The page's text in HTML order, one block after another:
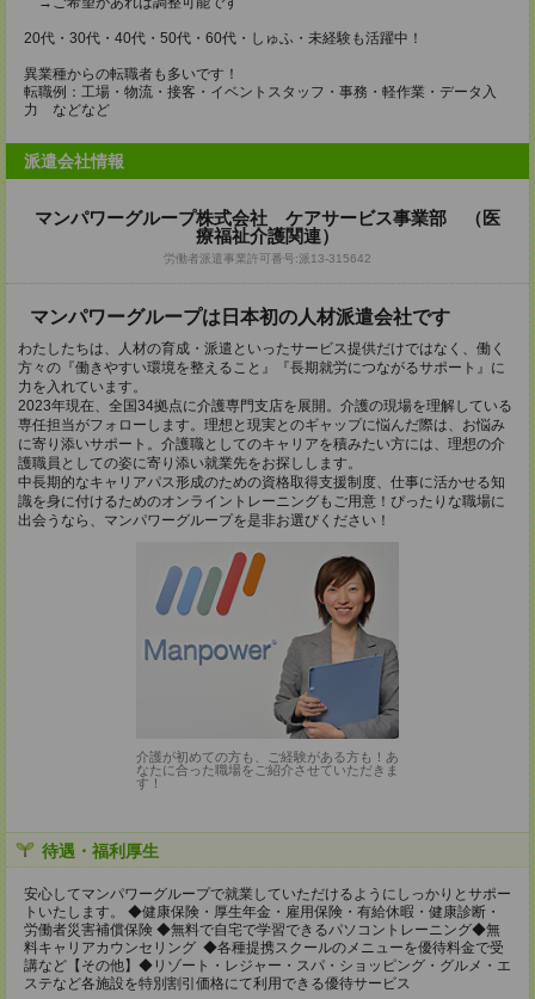
20代・30代・40代・50代・60代・しゅふ・未経験も活躍中！
異業種からの転職者も多いです！
転職例：工場・物流・接客・イベントスタッフ・事務・軽作業・データ入
力 などなど
派遣会社情報
マンパワーグループ株式会社 ケアサービス事業部 （医
療福祉介護関連）
労働者派遣事業許可番号:派13-315642
マンパワーグループは日本初の人材派遣会社です
わたしたちは、人材の育成・派遣といったサービス提供だけではなく、働く
方々の『働きやすい環境を整えること』『長期就労につながるサポート』に
力を入れています。
2023年現在、全国34拠点に介護専門支店を展開。介護の現場を理解している
専任担当がフォローします。理想と現実とのギャップに悩んだ際は、お悩み
に寄り添いサポート。介護職としてのキャリアを積みたい方には、理想の介
護職員としての姿に寄り添い就業先をお探しします。
中長期的なキャリアパス形成のための資格取得支援制度、仕事に活かせる知
識を身に付けるためのオンライントレーニングもご用意！ぴったりな職場に
出会うなら、マンパワーグループを是非お選びください！
介護が初めての方も、ご経験がある方も！あ
なたに合った職場をご紹介させていただきま
す！
待遇・福利厚生
安心してマンパワーグループで就業していただけるようにしっかりとサポー
トいたします。 ◆健康保険・厚生年金・雇用保険・有給休暇・健康診断・
労働者災害補償保険 ◆無料で自宅で学習できるパソコントレーニング◆無
料キャリアカウンセリング ◆各種提携スクールのメニューを優待料金で受
講など【その他】◆リゾート・レジャー・スパ・ショッピング・グルメ・エ
ステなど各施設を特別割引価格にて利用できる優待サービス